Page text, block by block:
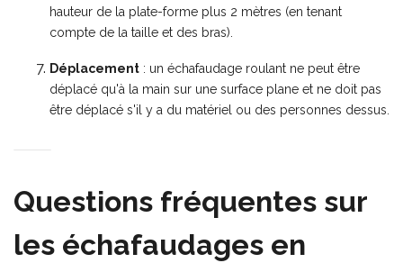
hauteur de la plate-forme plus 2 mètres (en tenant
compte de la taille et des bras).
Déplacement : un échafaudage roulant ne peut être
déplacé qu'à la main sur une surface plane et ne doit pas
être déplacé s'il y a du matériel ou des personnes dessus.
Questions fréquentes sur
les échafaudages en